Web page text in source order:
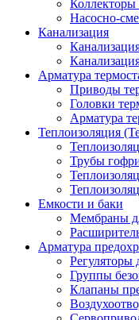
Коллекторы
Насосно-
Канализация
Арматура
Приводы
Головки
Арматура
Теплоизоляция
Трубы
Емкости и баки
Мембраны
Арматура
Регуляторы
Группы
Клапаны